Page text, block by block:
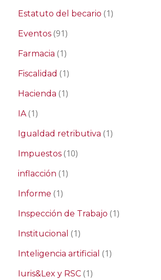
Estatuto del becario (1)
Eventos (91)
Farmacia (1)
Fiscalidad (1)
Hacienda (1)
IA(1)
Igualdad retributiva (1)
Impuestos (10)
inflacción (1)
Informe (1)
Inspección de Trabajo (1)
Institucional (1)
Inteligencia artificial (1)
Iuris&Lex y RSC (1)